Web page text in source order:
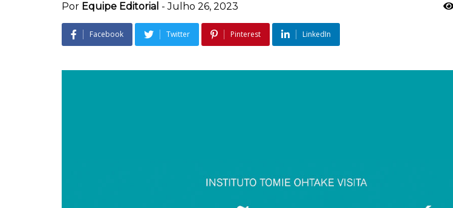
Por Equipe Editorial -Julho 26, 2023
Facebook Twitter Pinterest LinkedIn